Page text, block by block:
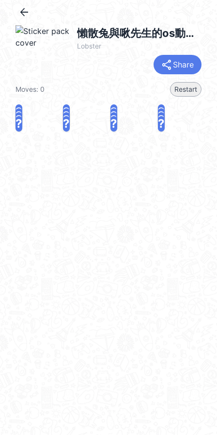
arrow_back
懶散兔與啾先生的os動動動 2
Lobster
share Share
Moves: 0 Restart
? ? ? ?
? ? ? ?
? ? ? ?
? ? ? ?